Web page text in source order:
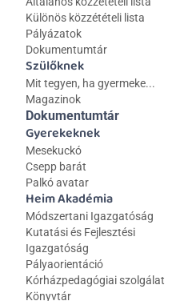
Különös közzétételi lista
Pályázatok
Dokumentumtár
Szülőknek
Mit tegyen, ha gyermeke...
Magazinok
Gyerekeknek
Mesekuckó
Csepp barát
Palkó avatar
Heim Akadémia
Módszertani Igazgatóság
Kutatási és Fejlesztési
Igazgatóság
Pályaorientáció
Kórházpedagógiai szolgálat
Könyvtár
Dokumentumtár